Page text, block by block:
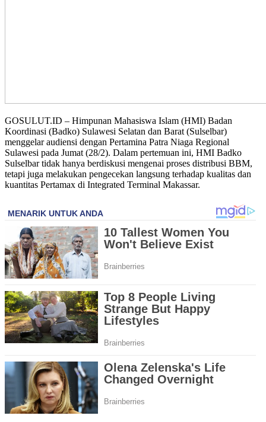
GOSULUT.ID – Himpunan Mahasiswa Islam (HMI) Badan
Koordinasi (Badko) Sulawesi Selatan dan Barat (Sulselbar)
menggelar audiensi dengan Pertamina Patra Niaga Regional
Sulawesi pada Jumat (28/2). Dalam pertemuan ini, HMI Badko
Sulselbar tidak hanya berdiskusi mengenai proses distribusi BBM,
tetapi juga melakukan pengecekan langsung terhadap kualitas dan
kuantitas Pertamax di Integrated Terminal Makassar.